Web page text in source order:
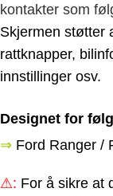
kontakter som
Skjermen støtter
rattknapper,
innstillinger osv.
Designet for
⇒ Ford Ranger /
⚠: For å sikre at